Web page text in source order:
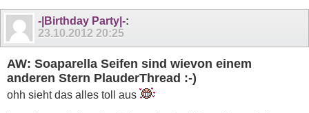
-|Birthday Party|-:
23.10.2012 20:25
AW: Soaparella Seifen sind wievon einem
anderen Stern PlauderThread :-)
ohh sieht das alles toll aus